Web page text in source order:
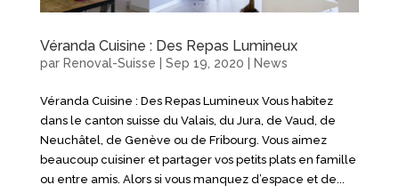
Véranda Cuisine : Des Repas Lumineux
par Renoval-Suisse Sep 19, 2020 News
Véranda Cuisine : Des Repas Lumineux Vous habitez
dans le canton suisse du Valais, du Jura, de Vaud, de
Neuchâtel, de Genève ou de Fribourg. Vous aimez
beaucoup cuisiner et partager vos petits plats en famille
ou entre amis. Alors si vous manquez d’espace et de...